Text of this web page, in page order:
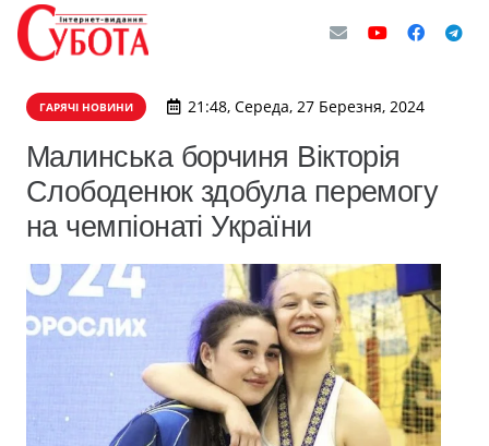
ГАРЯЧІ НОВИНИ 21:48, Середа, 27 Березня, 2024
Малинська борчиня Вікторія
Слободенюк здобула перемогу
на чемпіонаті України